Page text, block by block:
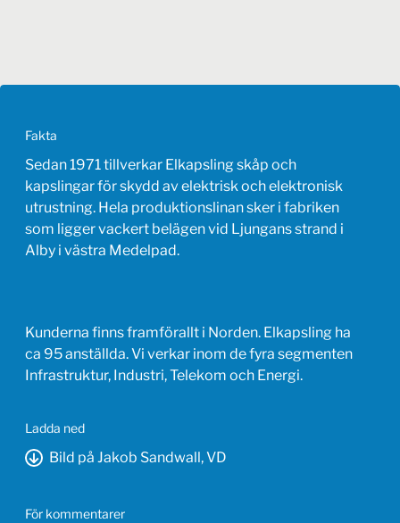
Fakta
Sedan 1971 tillverkar Elkapsling skåp och
kapslingar för skydd av elektrisk och elektronisk
utrustning. Hela produktionslinan sker i fabriken
som ligger vackert belägen vid Ljungans strand i
Alby i västra Medelpad.
Kunderna finns framförallt i Norden. Elkapsling ha
ca 95 anställda. Vi verkar inom de fyra segmenten
Infrastruktur, Industri, Telekom och Energi.
Ladda ned
Bild på Jakob Sandwall, VD
För kommentarer